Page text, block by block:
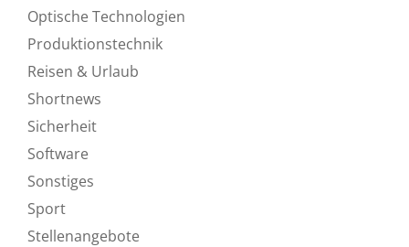
Optische Technologien
Produktionstechnik
Reisen & Urlaub
Shortnews
Sicherheit
Software
Sonstiges
Sport
Stellenangebote